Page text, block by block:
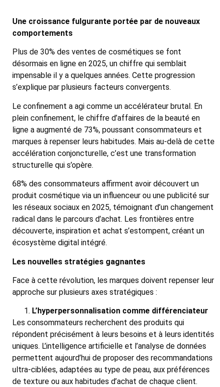
Une croissance fulgurante portée par de nouveaux
comportements
Plus de 30% des ventes de cosmétiques se font
désormais en ligne en 2025, un chiffre qui semblait
impensable il y a quelques années. Cette progression
s’explique par plusieurs facteurs convergents.
Le confinement a agi comme un accélérateur brutal. En
plein confinement, le chiffre d’affaires de la beauté en
ligne a augmenté de 73%, poussant consommateurs et
marques à repenser leurs habitudes. Mais au-delà de cette
accélération conjoncturelle, c’est une transformation
structurelle qui s’opère.
68% des consommateurs affirment avoir découvert un
produit cosmétique via un influenceur ou une publicité sur
les réseaux sociaux en 2025, témoignant d’un changement
radical dans le parcours d’achat. Les frontières entre
découverte, inspiration et achat s’estompent, créant un
écosystème digital intégré.
Les nouvelles stratégies gagnantes
Face à cette révolution, les marques doivent repenser leur
approche sur plusieurs axes stratégiques :
L’hyperpersonnalisation comme différenciateur
Les consommateurs recherchent des produits qui
répondent précisément à leurs besoins et à leurs identités
uniques. L’intelligence artificielle et l’analyse de données
permettent aujourd’hui de proposer des recommandations
ultra-ciblées, adaptées au type de peau, aux préférences
de texture ou aux habitudes d’achat de chaque client.